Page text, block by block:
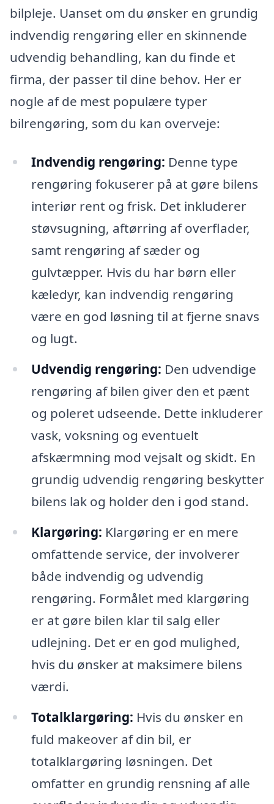
bilpleje. Uanset om du ønsker en grundig
indvendig rengøring eller en skinnende
udvendig behandling, kan du finde et
firma, der passer til dine behov. Her er
nogle af de mest populære typer
bilrengøring, som du kan overveje:
Indvendig rengøring: Denne type
rengøring fokuserer på at gøre bilens
interiør rent og frisk. Det inkluderer
støvsugning, aftørring af overflader,
samt rengøring af sæder og
gulvtæpper. Hvis du har børn eller
kæledyr, kan indvendig rengøring
være en god løsning til at fjerne snavs
og lugt.
Udvendig rengøring: Den udvendige
rengøring af bilen giver den et pænt
og poleret udseende. Dette inkluderer
vask, voksning og eventuelt
afskærmning mod vejsalt og skidt. En
grundig udvendig rengøring beskytter
bilens lak og holder den i god stand.
Klargøring: Klargøring er en mere
omfattende service, der involverer
både indvendig og udvendig
rengøring. Formålet med klargøring
er at gøre bilen klar til salg eller
udlejning. Det er en god mulighed,
hvis du ønsker at maksimere bilens
værdi.
Totalklargøring: Hvis du ønsker en
fuld makeover af din bil, er
totalklargøring løsningen. Det
omfatter en grundig rensning af alle